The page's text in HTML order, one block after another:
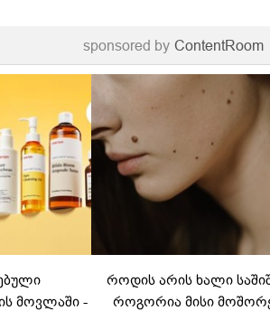
sponsored by ContentRoom
მოვლაში -
როდის არის ხალი
როგორია მისი